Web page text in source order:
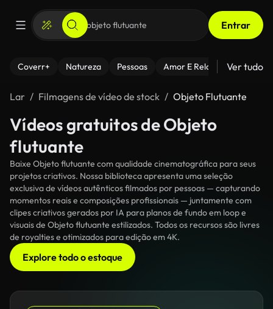
Entrar
Coverr+ Natureza Pessoas Amor E Relacionamentos
Ver tudo
Lar Filmagens de vídeo de stock Objeto Flutuante
Vídeos gratuitos de Objeto
flutuante
Baixe Objeto flutuante com qualidade cinematográfica para seus
projetos criativos. Nossa biblioteca apresenta uma seleção
exclusiva de vídeos autênticos filmados por pessoas — capturando
momentos reais e composições profissionais — juntamente com
clipes criativos gerados por IA para planos de fundo em loop e
visuais de Objeto flutuante estilizados. Todos os recursos são livres
de royalties e otimizados para edição em 4K.
Explore todo o estoque